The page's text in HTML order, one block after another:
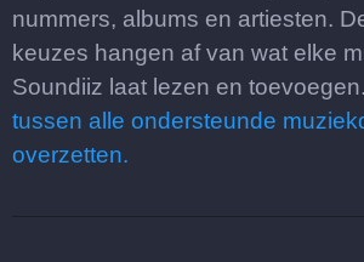
nummers, albums en artiesten.
keuzes hangen af van wat elke
Soundiiz laat lezen en toevoegen.
tussen alle ondersteunde
overzetten.